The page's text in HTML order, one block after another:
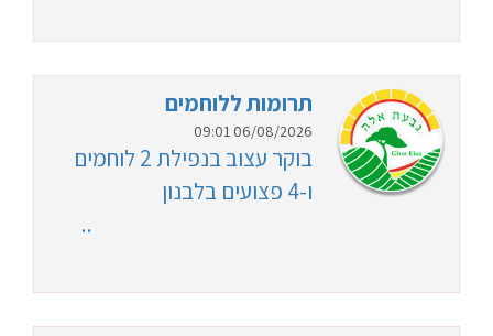
תרומות ללוחמים
06/08/2026 09:01
בוקר עצוב בנפילת 2 לוחמים
ו-4 פצועים בלבנון
..